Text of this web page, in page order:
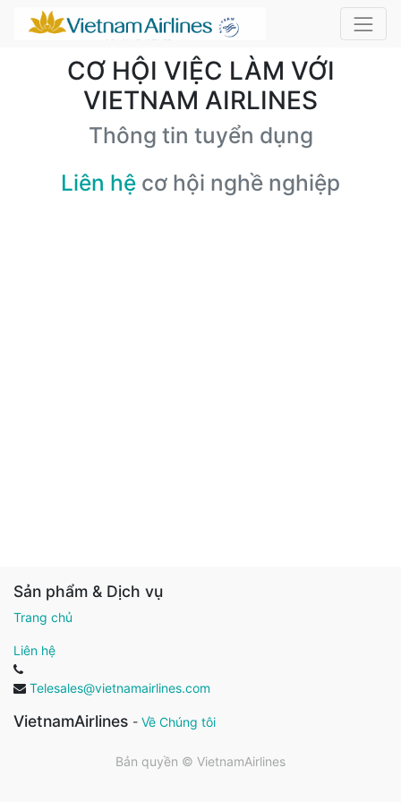
CƠ HỘI VIỆC LÀM VỚI
VIETNAM AIRLINES
Thông tin tuyển dụng
Liên hệ cơ hội nghề nghiệp
Sản phẩm & Dịch vụ
Trang chủ
Liên hệ
Telesales@vietnamairlines.com
VietnamAirlines - Về Chúng tôi
Bản quyền © VietnamAirlines